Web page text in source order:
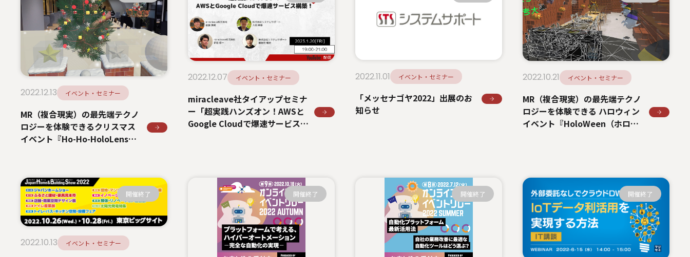
2022.12.13 イベント・セミナー
MR（複合現実）の最先端テクノ
ロジーを体験できるクリスマス
イベント『Ho-Ho-HoloLens』
HoloLens 2 を活用
2022.12.07 イベント・セミナー
miracleave社タイアップセミナ
ー「超実践ハンズオン！AWSと
Google Cloudで爆速サービス構
2022.11.01 イベント・セミナー
「メッセナゴヤ2022」出展のお
知らせ
2022.10.21 イベント・セミナー
MR（複合現実）の最先端テクノ
ロジーを体験できる ハロウィン
イベント『HoloWeen（ホロウ
2022.10.13 イベント・セミナー
開催終了 開催終了 開催終了 開催終了